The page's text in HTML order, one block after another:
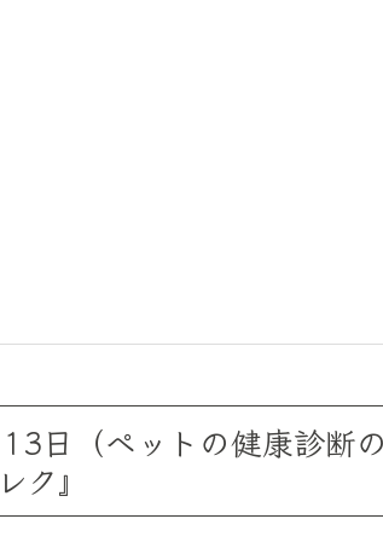
13日（ペットの健康診断
ク』